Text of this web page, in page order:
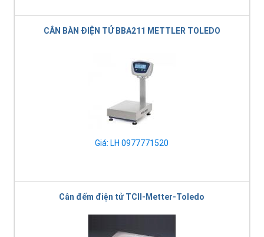
CÂN BÀN ĐIỆN TỬ BBA211 METTLER TOLEDO
Giá: LH 0977771520
Cân đếm điện tử TCII-Metter-Toledo